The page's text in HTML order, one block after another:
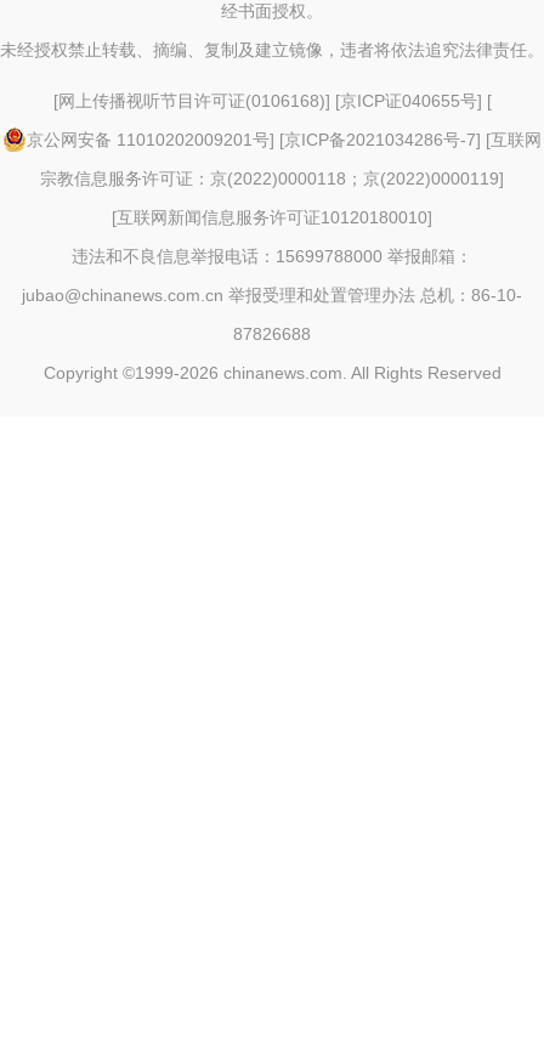
经书面授权。
未经授权禁止转载、摘编、复制及建立镜像，违者将依法追究法律责任。
[网上传播视听节目许可证(0106168)] [京ICP证040655号] [
京公网安备 11010202009201号] [京ICP备2021034286号-7] [互联网
宗教信息服务许可证：京(2022)0000118；京(2022)0000119]
[互联网新闻信息服务许可证10120180010]
违法和不良信息举报电话：15699788000 举报邮箱：
jubao@chinanews.com.cn 举报受理和处置管理办法 总机：86-10-
87826688
Copyright ©1999-2026 chinanews.com. All Rights Reserved